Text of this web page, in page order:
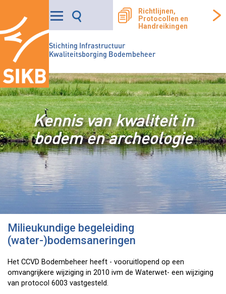
Stichting Infrastructuur
Kwaliteitsborging Bodembeheer
Richtlijnen,
Protocollen en
Handreikingen
Kennis van kwaliteit in
bodem en archeologie
Milieukundige begeleiding
(water-)bodemsaneringen
Het CCVD Bodembeheer heeft - vooruitlopend op een
omvangrijkere wijziging in 2010 ivm de Waterwet- een wijziging
van protocol 6003 vastgesteld.